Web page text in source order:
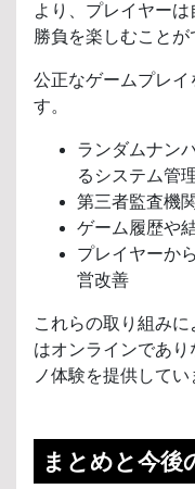
より、プレイヤー
勝負を楽しむことが
公正なゲームプレ
す。
ランダムナン
るシステム管
第三者監査機
ゲーム履歴や
プレイヤーか
営改善
これらの取り組みに
はオンラインであ
ノ体験を提供してい
まとめと今後